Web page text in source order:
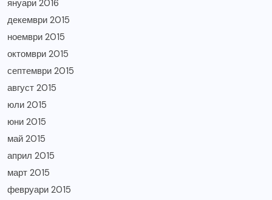
януари 2016
декември 2015
ноември 2015
октомври 2015
септември 2015
август 2015
юли 2015
юни 2015
май 2015
април 2015
март 2015
февруари 2015